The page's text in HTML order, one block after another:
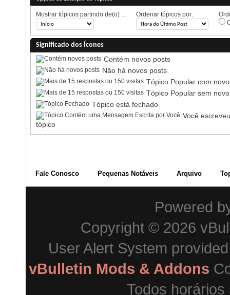
Mostrar tópicos partindo de(o) ... Ordenar tópicos por:
Significado dos Ícones
Contém novos posts
Não há novos posts
Tópico Popular com
Tópico Popular sem
Tópico está fechado
Você
tópico
Fale Conosco Pequenas Notáveis Arquivo
Powered
Copyright © 2026
User Alert System
vBulletin Mods & Addons
Todos